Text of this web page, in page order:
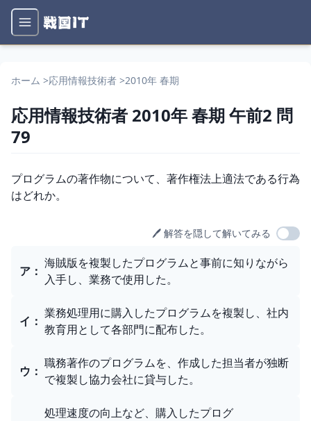
ホーム >応用情報技術者 >2010年 春期
応用情報技術者 2010年 春期午前2 問
79
問題文
プログラムの著作物について、著作権法上適法である行為
はどれか。
🖊️ 解答を隠して解いてみる
選択肢
ア ：
海賊版を複製したプログラムと事前に知りながら
入手し、業務で使用した。
イ ：
業務処理用に購入したプログラムを複製し、社内
教育用として各部門に配布した。
ウ ：
職務著作のプログラムを、作成した担当者が独断
で複製し協力会社に貸与した。
処理速度の向上など、購入したプログ